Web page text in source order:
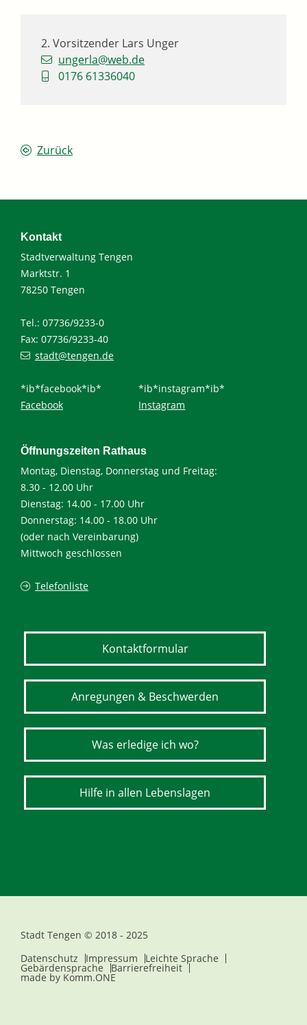
2. Vorsitzender Lars Unger
ungerla@web.de
0176 61336040
Zurück
Kontakt
Stadtverwaltung Tengen
Marktstr. 1
78250 Tengen
Tel.: 07736/9233-0
Fax: 07736/9233-40
stadt@tengen.de
*ib*facebook*ib*
Facebook
*ib*instagram*ib*
Instagram
Öffnungszeiten Rathaus
Montag, Dienstag, Donnerstag und Freitag:
8.30 - 12.00 Uhr
Dienstag: 14.00 - 17.00 Uhr
Donnerstag: 14.00 - 18.00 Uhr
(oder nach Vereinbarung)
Mittwoch geschlossen
Telefonliste
Kontaktformular
Anregungen & Beschwerden
Was erledige ich wo?
Hilfe in allen Lebenslagen
Stadt Tengen © 2018 - 2025
Datenschutz
Impressum Leichte Sprache
Gebärdensprache Barrierefreiheit
made by Komm.ONE